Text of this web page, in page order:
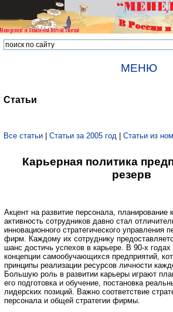
МЕНЮ
Статьи
Все статьи | Статьи за 2005 год | Статьи из
Карьерная политика
резерв
Акцент на развитие персонала,
активность сотрудников давно стал
инновационного стратегического управления
фирм. Каждому их сотруднику
шанс достичь успехов в карьере. В 90-х
концепции самообучающихся предприятий,
принципы реализации ресурсов личности
Большую роль в развитии карьеры играют
его подготовка и обучение, постановка
лидерских позиций. Важно соответствие
персонала и общей стратегии фирмы.